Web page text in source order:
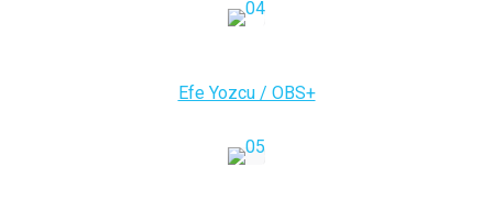
Efe Yozcu / OBS+